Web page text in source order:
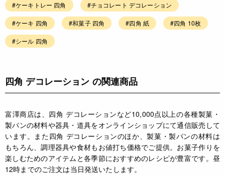
#ケーキトレー 四角 #チョコレート デコレーション
#ケーキ 四角 #和菓子 四角 #四角 紙 #四角 10枚
#シール 四角
四角 デコレーション の関連商品
富澤商店は、四角 デコレーションなど10,000点以上の各種製菓・
製パンの材料や器具・道具をオンラインショップにて通信販売して
います。また四角 デコレーションのほか、製菓・製パンの材料は
もちろん、調理器具や食材もお値打ち価格でご提供。お菓子作りを
楽しむためのアイテムと各季節におすすめのレシピが豊富です。昼
12時までのご注文は当日発送いたします。